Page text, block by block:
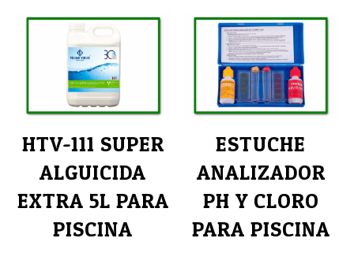
HTV-111 SUPER
ALGUICIDA
EXTRA 5L PARA
PISCINA
ESTUCHE
ANALIZADOR
PH Y CLORO
PARA PISCINA